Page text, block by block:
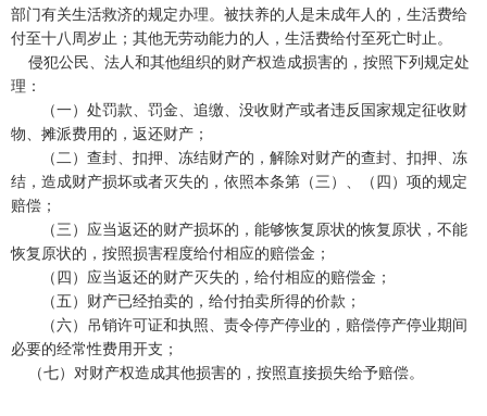
部门有关生活救济的规定办理。被扶养的人是未成年人的，生活费给
付至十八周岁止；其他无劳动能力的人，生活费给付至死亡时止。
侵犯公民、法人和其他组织的财产权造成损害的，按照下列规定处
理：
（一）处罚款、罚金、追缴、没收财产或者违反国家规定征收财
物、摊派费用的，返还财产；
（二）查封、扣押、冻结财产的，解除对财产的查封、扣押、冻
结，造成财产损坏或者灭失的，依照本条第（三）、（四）项的规定
赔偿；
（三）应当返还的财产损坏的，能够恢复原状的恢复原状，不能
恢复原状的，按照损害程度给付相应的赔偿金；
（四）应当返还的财产灭失的，给付相应的赔偿金；
（五）财产已经拍卖的，给付拍卖所得的价款；
（六）吊销许可证和执照、责令停产停业的，赔偿停产停业期间
必要的经常性费用开支；
（七）对财产权造成其他损害的，按照直接损失给予赔偿。